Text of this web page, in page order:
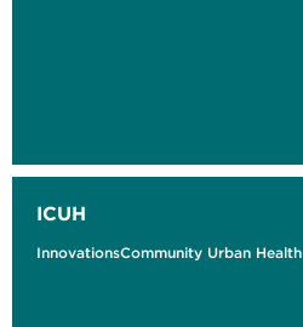
ICUH
InnovationsCommunity Urban Health